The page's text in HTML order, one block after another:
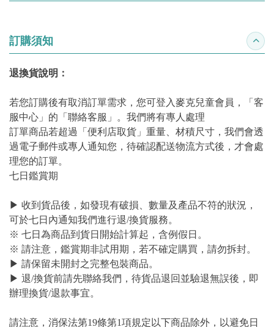
訂購須知 收合
退換貨說明：
若您訂購後有取消訂單需求，您可登入麥克兒童會員，「客
服中心」的「聯絡客服」。我們將有專人處理
訂單商品若超過「便利店取貨」重量、材積尺寸，我們會透
過電子郵件或專人通知您，待確認配送物流方式後，才會處
理您的訂單。
七日鑑賞期
▶ 收到貨品後，如發現有破損、數量及產品不符的狀況，
可於七日內通知我們進行退/換貨服務。
※ 七日為商品到貨日開始計算起，含例假日。
※ 請注意，鑑賞期非試用期，若不確定購買，請勿拆封。
▶ 請保留未開封之完整包裝商品。
▶ 退/換貨前請先聯絡我們，待貨品退回並驗退無誤後，即
辦理換貨/退款事宜。
請注意，消保法第19條第1項規定以下商品除外，以避免日